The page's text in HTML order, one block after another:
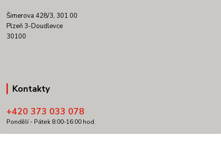
Šimerova 428/3, 301 00
Plzeň 3-Doudlevce
30100
Kontakty
+420 373 033 078
Pondělí - Pátek 8:00-16:00 hod.